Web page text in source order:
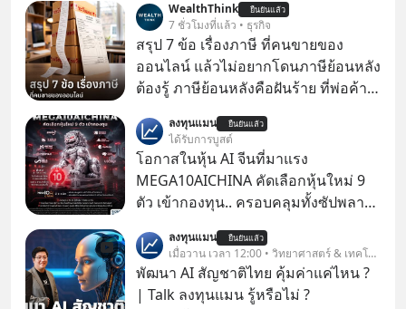
WealthThink ยืนยันแล้ว
7 ชั่วโมงที่แล้ว • ธุรกิจ
สรุป 7 ข้อ เรื่องภาษี ที่คนขายของ
ออนไลน์ แล้วไม่อยากโดนภาษีย้อนหลัง
ต้องรู้ ภาษีย้อนหลังคือฝันร้าย ที่พ่อค้า
ลงทุนแมน ยืนยันแล้ว
ได้รับการบูสต์
โอกาสในหุ้น AI จีนที่มาแรง
MEGA10AICHINA คัดเลือกหุ้นใหม่ 9
ตัว เข้ากองทุน.. ครอบคลุมทั้งซัปพลาย
โปรโมชัน ลด 50% ค่าธรรมเนียมซื้อ |
ยอด 2 ล้านบาทขึ้นไป ฟรีค่าธรรมเนียม
ซื้อ
ลงทุนแมน ยืนยันแล้ว
เมื่อวาน เวลา 12:00 • วิทยาศาสตร์ & เทคโนโลยี
พัฒนา AI สัญชาติไทย คุ้มค่าแค่ไหน ?
| Talk ลงทุนแมน รู้หรือไม่ ?